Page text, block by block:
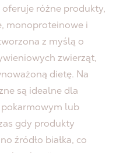
oferuje różne produkty,
monoproteinowe i
z myślą o
zwierząt,
dietę. Na
są idealne dla
pokarmowym lub
gdy produkty
źródło białka, co